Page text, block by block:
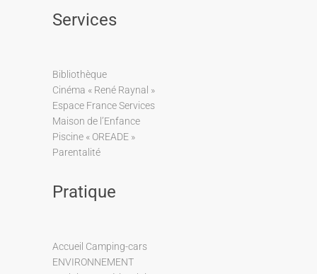
Services
Bibliothèque
Cinéma « René Raynal »
Espace France Services
Maison de l’Enfance
Piscine « OREADE »
Parentalité
Pratique
Accueil Camping-cars
ENVIRONNEMENT